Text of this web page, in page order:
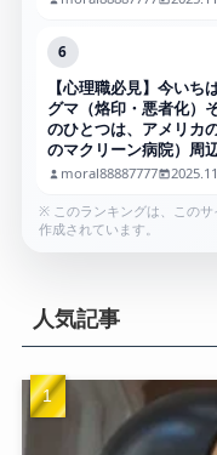
6
【心理職必見】今いち
グマ（烙印・悪者化）
のひとつは、アメリカ
のマクリーン病院）周
moral88887777
※ このランキングは、この
作成されています。
人気記事